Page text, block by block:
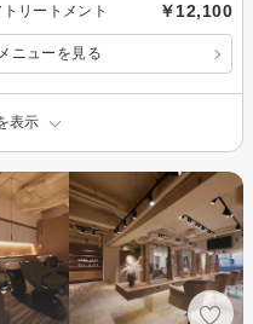
リートメント ￥12,100
ニューを見る
表示